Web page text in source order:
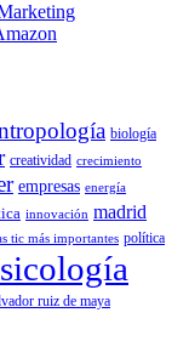
biología
creatividad crecimiento
empresas energía
innovación madrid
tic más importantes política
ruiz de maya